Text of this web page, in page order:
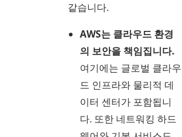
같습니다.
AWS는 클라우드 환경
의 보안을 책임집니다.
여기에는 글로벌 클라우
드 인프라와 물리적 데
이터 센터가 포함됩니
다. 또한 네트워킹 하드